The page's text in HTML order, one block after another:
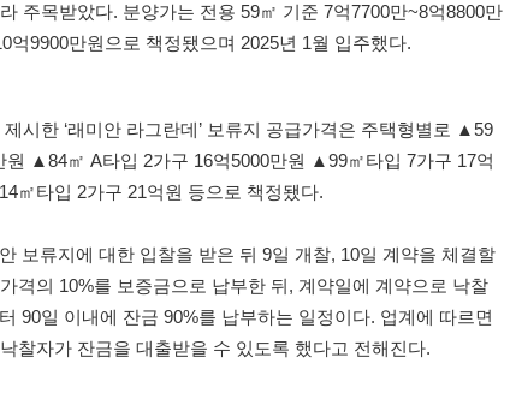
주목받았다. 분양가는 전용 59㎡ 기준 7억7700만~8억8800만
억9900만원으로 책정됐으며 2025년 1월 입주했다.
시한 ‘래미안 라그란데’ 보류지 공급가격은 주택형별로 ▲59
원 ▲84㎡ A타입 2가구 16억5000만원 ▲99㎡타입 7가구 17억
㎡타입 2가구 21억원 등으로 책정됐다.
보류지에 대한 입찰을 받은 뒤 9일 개찰, 10일 계약을 체결할
격의 10%를 보증금으로 납부한 뒤, 계약일에 계약으로 낙찰
90일 이내에 잔금 90%를 납부하는 일정이다. 업계에 따르면
찰자가 잔금을 대출받을 수 있도록 했다고 전해진다.